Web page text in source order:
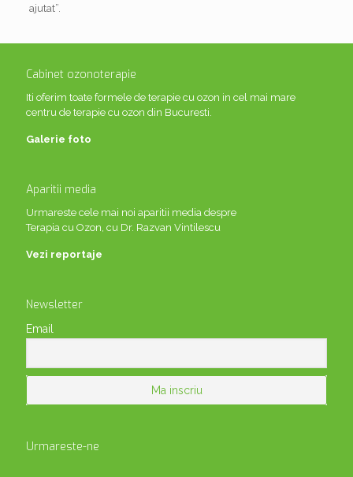
ajutat”.
Cabinet ozonoterapie
Iti oferim toate formele de terapie cu ozon in cel mai mare
centru de terapie cu ozon din Bucuresti.
Galerie foto
Aparitii media
Urmareste cele mai noi aparitii media despre
Terapia cu Ozon, cu Dr. Razvan Vintilescu
Vezi reportaje
Newsletter
Email
Urmareste-ne